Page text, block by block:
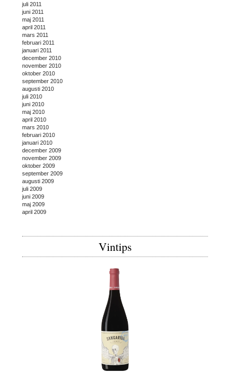
juli 2011
juni 2011
maj 2011
april 2011
mars 2011
februari 2011
januari 2011
december 2010
november 2010
oktober 2010
september 2010
augusti 2010
juli 2010
juni 2010
maj 2010
april 2010
mars 2010
februari 2010
januari 2010
december 2009
november 2009
oktober 2009
september 2009
augusti 2009
juli 2009
juni 2009
maj 2009
april 2009
Vintips